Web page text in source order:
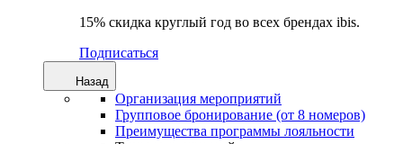
15% скидка круглый год во всех брендах ibis.
Подписаться
Назад
Организация мероприятий
Групповое бронирование (от 8 номеров)
Преимущества программы лояльности